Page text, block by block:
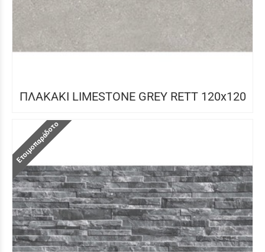
ΠΛΑΚΑΚΙ LIMESTONE GREY RETT 120x120
Ετοιμοπαράδοτο